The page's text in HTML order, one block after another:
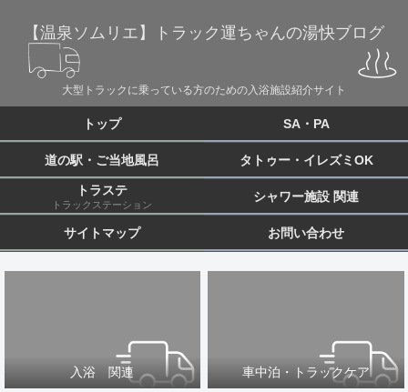
【温泉ソムリエ】トラック運ちゃんの湯快ブログ
大型トラックに乗っている方のための入浴施設紹介サイト
トップ SA・PA
道の駅・ご当地風呂 タトゥー・イレズミOK
トラステ
トラックステーション
シャワー施設 関連
サイトマップ お問い合わせ
入浴 関連 車中泊・トラックケア